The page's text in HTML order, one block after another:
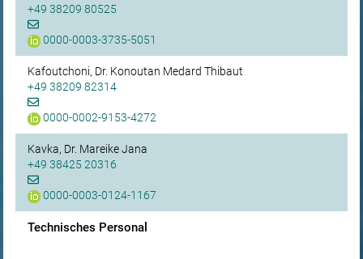
+49 38209 80525
0000-0003-3735-5051
Kafoutchoni, Dr. Konoutan Medard Thibaut
+49 38209 82314
0000-0002-9153-4272
Kavka, Dr. Mareike Jana
+49 38425 20316
0000-0003-0124-1167
Technisches Personal